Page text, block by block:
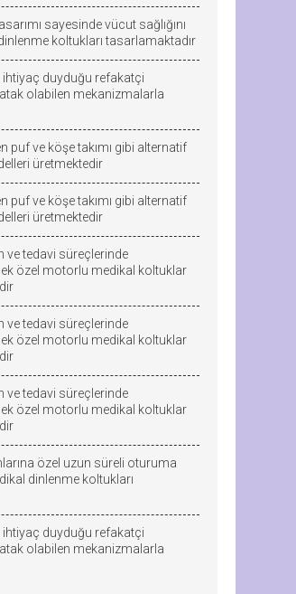
sayesinde vücut sağlığını
koltukları tasarlamaktadır
ihtiyaç duyduğu refakatçi
olabilen mekanizmalarla
puf ve köşe takımı gibi alternatif
üretmektedir
puf ve köşe takımı gibi alternatif
üretmektedir
ve tedavi süreçlerinde
özel motorlu medikal koltuklar
ve tedavi süreçlerinde
özel motorlu medikal koltuklar
ve tedavi süreçlerinde
özel motorlu medikal koltuklar
özel uzun süreli oturuma
dinlenme koltukları
ihtiyaç duyduğu refakatçi
olabilen mekanizmalarla